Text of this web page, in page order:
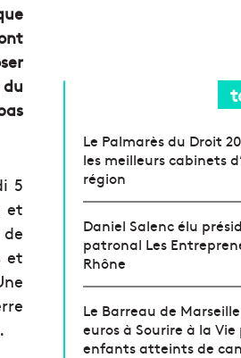
5
et
et
Le Palmarès du Droit
les meilleurs cabinets
région
Daniel Salenc élu
patronal Les
Rhône
Le Barreau de
euros à Sourire à la
enfants atteints de